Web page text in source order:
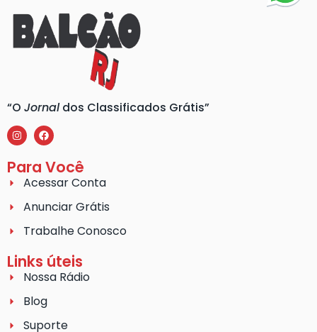
“O Jornaldos Classificados Grátis”
Para Você
Acessar Conta
Anunciar Grátis
Trabalhe Conosco
Links úteis
Nossa Rádio
Blog
Suporte